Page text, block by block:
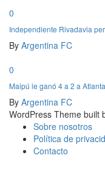
0
Independiente Rivadavia
By Argentina FC
0
Maipú le ganó 4 a 2 a
By Argentina FC
WordPress Theme built
Sobre nosotros
Política de
Contacto